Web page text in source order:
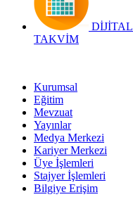
DİJİTAL
TAKVİM
Kurumsal
Eğitim
Mevzuat
Yayınlar
Medya Merkezi
Kariyer Merkezi
Üye İşlemleri
Stajyer İşlemleri
Bilgiye Erişim